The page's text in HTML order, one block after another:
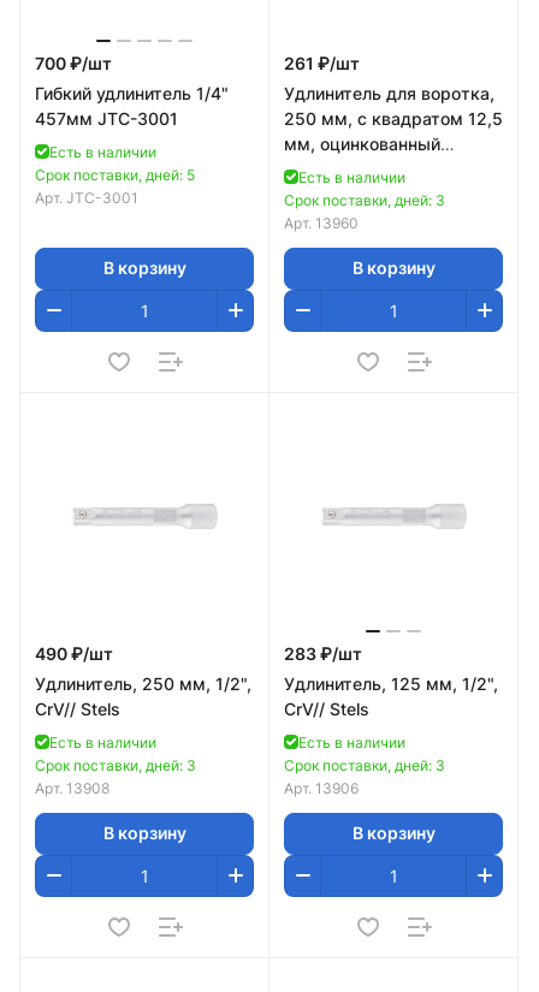
700 ₽/шт
Гибкий удлинитель 1/4"
457мм JTC-3001
Есть в наличии
Срок поставки, дней: 5
Арт. JTC-3001
В корзину
261 ₽/шт
Удлинитель для воротка,
250 мм, с квадратом 12,5
мм, оцинкованный
(НИЗ)// Россия
Есть в наличии
Срок поставки, дней: 3
Арт. 13960
В корзину
490 ₽/шт
Удлинитель, 250 мм, 1/2",
CrV// Stels
Есть в наличии
Срок поставки, дней: 3
Арт. 13908
В корзину
283 ₽/шт
Удлинитель, 125 мм, 1/2",
CrV// Stels
Есть в наличии
Срок поставки, дней: 3
Арт. 13906
В корзину